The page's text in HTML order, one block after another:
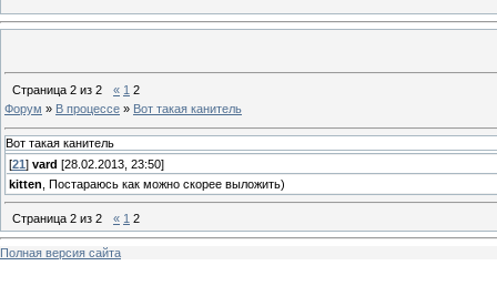
Страница 2 из 2 « 1 2
Форум » В процессе » Вот такая канитель
Вот такая канитель
[21 ] vard [28.02.2013, 23:50]
kitten , Постараюсь как можно скорее выложить)
Страница 2 из 2 « 1 2
Полная версия сайта